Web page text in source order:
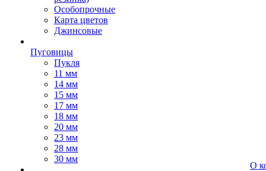
Особопрочные
Карта цветов
Джинсовые
Пуговицы
Пукля
11 мм
14 мм
15 мм
17 мм
18 мм
20 мм
23 мм
28 мм
30 мм
О